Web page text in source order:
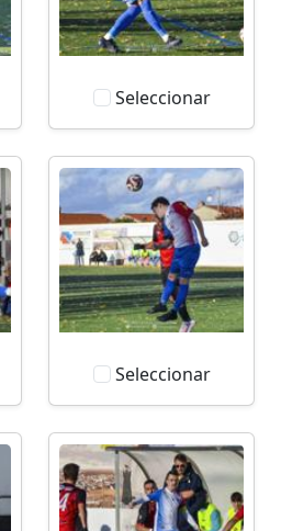
Seleccionar
Seleccionar